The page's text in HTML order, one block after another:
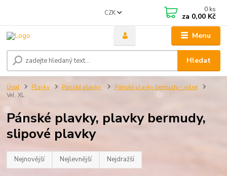
Menu
CZK
Hledat
0 ks
za 0,00 Kč
Úvod Plavky Pánské plavky
Pánské plavky bermudy - volné
Vel. XL
Pánské plavky, plavky bermudy,
slipové plavky
Nejnovější Nejlevnější Nejdražší